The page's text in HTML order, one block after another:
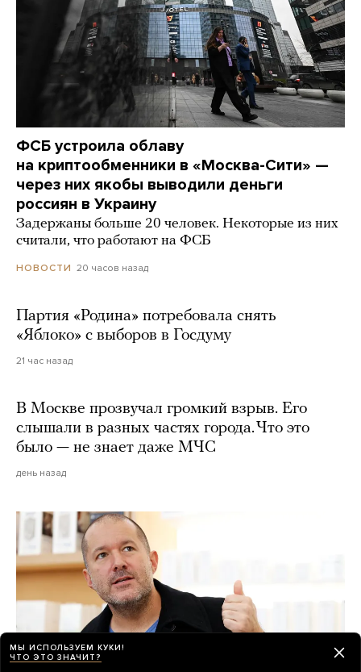
ФСБ устроила облаву
на криптообменники в «Москва-Сити» —
через них якобы выводили деньги
россиян в Украину
Задержаны больше 20 человек. Некоторые из них
считали, что работают на ФСБ
НОВОСТИ 20 часов назад
Партия «Родина» потребовала снять
«Яблоко» с выборов в Госдуму
21 час назад
В Москве прозвучал громкий взрыв. Его
слышали в разных частях города. Что это
было — не знает даже МЧС
день назад
МЫ ИСПОЛЬЗУЕМ КУКИ!
ЧТО ЭТО ЗНАЧИТ?